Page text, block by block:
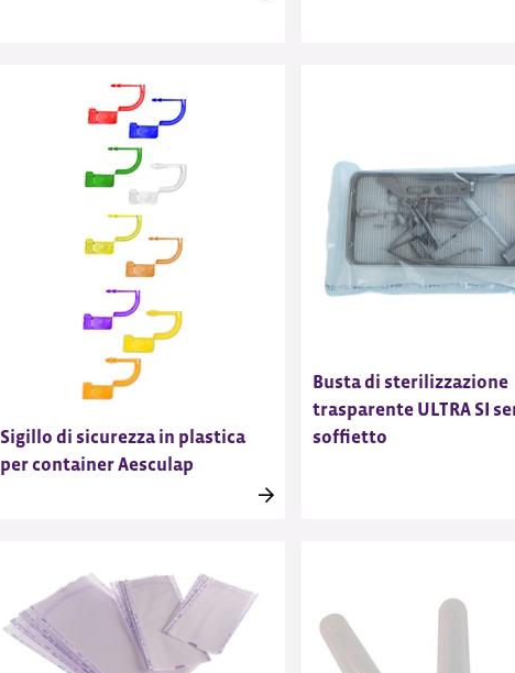
Sigillo di sicurezza in plastica
per container Aesculap
Busta di sterilizzazione
trasparente ULTRA SI
soffietto